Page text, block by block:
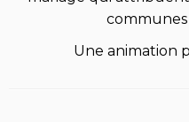
communes
Une animation